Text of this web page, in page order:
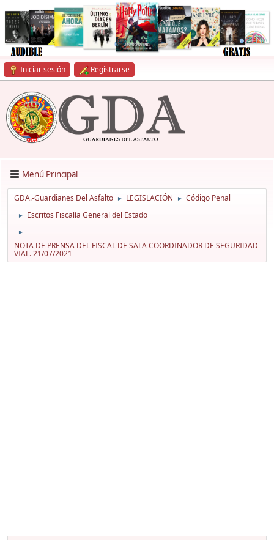
Iniciar sesión Registrarse
Menú Principal
GDA.-Guardianes Del Asfalto ► LEGISLACIÓN ► Código Penal
► Escritos Fiscalía General del Estado
►
NOTA DE PRENSA DEL FISCAL DE SALA COORDINADOR DE SEGURIDAD
VIAL. 21/07/2021